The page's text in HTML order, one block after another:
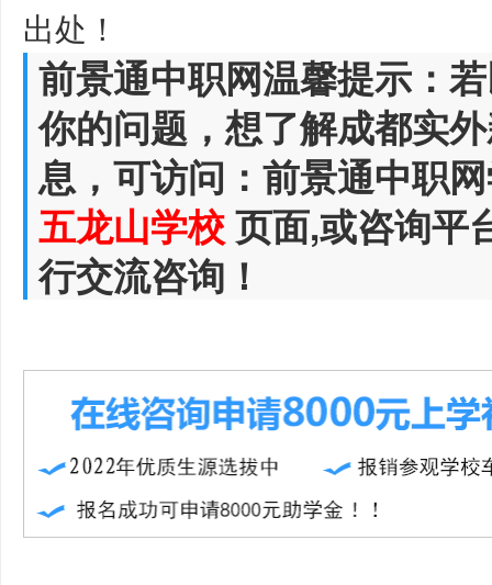
出处！
前景通中职网温馨提示：
你的问题，想了解成都实
息，可访问：前景通中职
五龙山学校页面,或咨询平
行交流咨询！